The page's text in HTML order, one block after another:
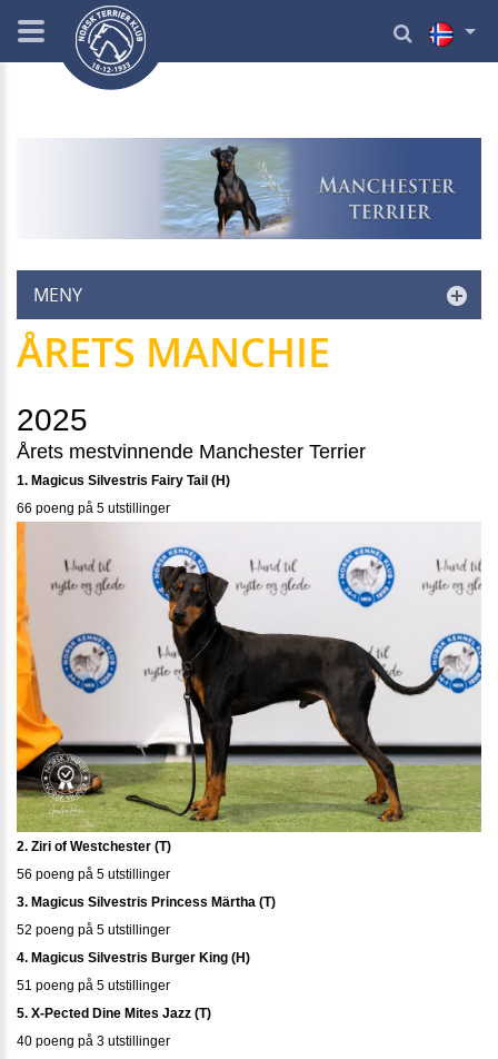
MENY
ÅRETS MANCHIE
2025
Årets mestvinnende Manchester Terrier
1. Magicus Silvestris Fairy Tail (H)
66 poeng på 5 utstillinger
2. Ziri of Westchester (T)
56 poeng på 5 utstillinger
3. Magicus Silvestris Princess Märtha (T)
52 poeng på 5 utstillinger
4. Magicus Silvestris Burger King (H)
51 poeng på 5 utstillinger
5. X-Pected Dine Mites Jazz (T)
40 poeng på 3 utstillinger